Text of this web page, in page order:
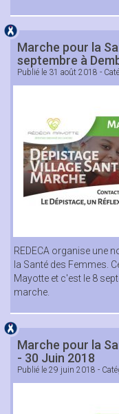
Marche pour la
septembre à
Publié le 31 août 2018 -
REDECA organise une
la Santé des Femmes.
Mayotte et c'est le 8
marche.
Marche pour la
- 30 Juin 2018
Publié le 29 juin 2018 -